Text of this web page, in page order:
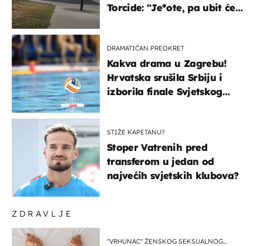
ZDRAVLJE
"VRHUNAC" ŽENSKOG SEKSUALNOG
Torcide: "Je*ote, pa ubit će
DRAMATIČAN PREOKRET
Kakva drama u Zagrebu!
Hrvatska srušila Srbiju i
izborila finale Svjetskog
STIŽE KAPETANU?
Stoper Vatrenih pred
transferom u jedan od
najvećih svjetskih klubova?